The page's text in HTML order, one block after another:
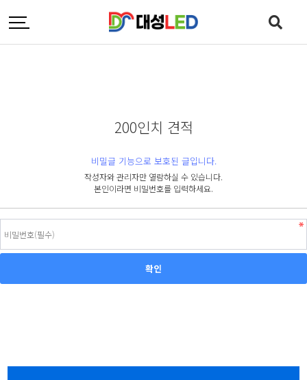
200인치 견적
비밀글 기능으로 보호된 글입니다.
작성자와 관리자만 열람하실 수 있습니다.
본인이라면 비밀번호를 입력하세요.